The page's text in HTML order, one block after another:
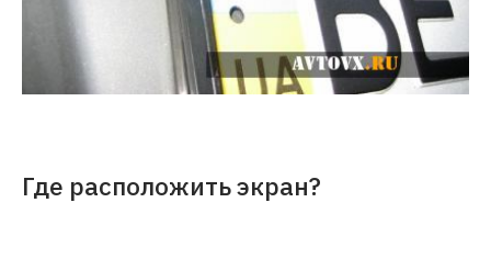
Где расположить экран?